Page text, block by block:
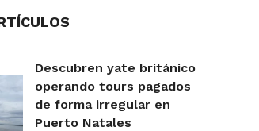
Descubren yate británico
operando tours pagados
de forma irregular en
Puerto Natales